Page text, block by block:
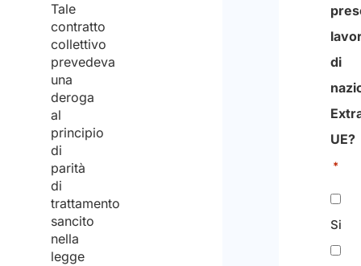
Tale
contratto
collettivo
prevedeva
una
deroga
al
principio
di
parità
di
trattamento
sancito
nella
legge
di
UE?​
*
Si